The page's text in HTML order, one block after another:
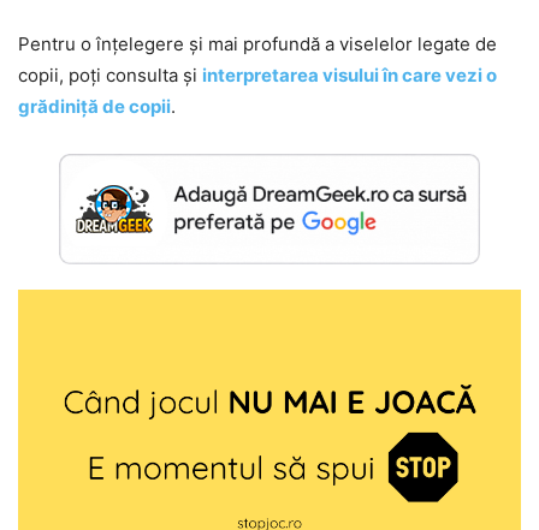
Pentru o înțelegere și mai profundă a viselelor legate de
copii, poți consulta și interpretarea visului în care vezi o
grădiniță de copii.